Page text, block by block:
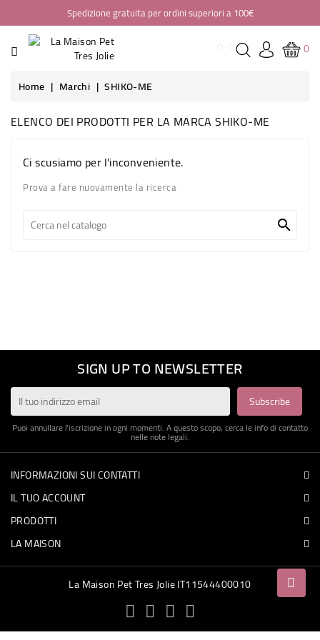
Spedizione gratuita per ordini superiori a 100€
HOME
ABBIGLIAMENTO
PASSEGGINI
AUTO
GIOCHI
PROFUMI
FESTE
0
Home Marchi SHIKO-ME
ELENCO DEI PRODOTTI PER LA MARCA SHIKO-ME
Ci scusiamo per l'inconveniente.
Prova a fare nuovamente la ricerca

SIGN UP TO NEWSLETTER
Puoi annullare l'iscrizione in ogni momenti. A questo scopo, cerca le info di contatto
nelle note legali.
INFORMAZIONI SUI CONTATTI
IL TUO ACCOUNT
PRODOTTI
LA MAISON
La Maison Pet Tres Jolie IT11544400010